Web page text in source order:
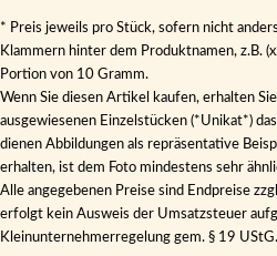
* Preis jeweils pro Stück, sofern nicht
Klammern hinter dem Produktnamen, z.B.
Portion von 10 Gramm.
Wenn Sie diesen Artikel kaufen, erhalten
ausgewiesenen Einzelstücken (*Unikat*)
dienen Abbildungen als repräsentative
erhalten, ist dem Foto mindestens sehr
Alle angegebenen Preise sind Endpreise
erfolgt kein Ausweis der Umsatzsteuer
Kleinunternehmerregelung gem. § 19 UStG.